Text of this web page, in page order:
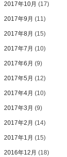
2017年10月 (17)
2017年9月 (11)
2017年8月 (15)
2017年7月 (10)
2017年6月 (9)
2017年5月 (12)
2017年4月 (10)
2017年3月 (9)
2017年2月 (14)
2017年1月 (15)
2016年12月 (18)